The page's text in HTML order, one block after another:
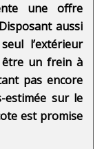
une offre
aussi
l’extérieur
être un frein à
pas encore
estimée sur le
est promise